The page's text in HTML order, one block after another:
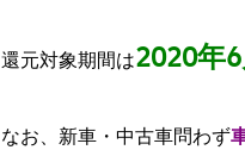
還元対象期間は2020年
なお、新車・中古車問わず